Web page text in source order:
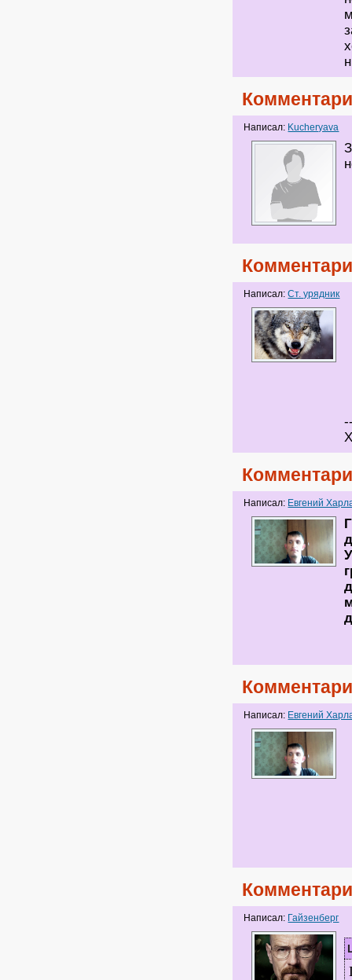
Написал: Kucheryava
Написал:Ст. урядник
Написал: Евгений
Написал: Евгений
Написал: Гайзенберг